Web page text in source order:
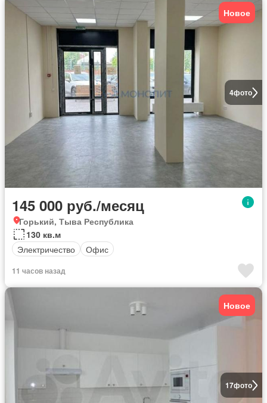
4фото
Новое
145 000 руб./месяц
Горький, Тыва Республика
130 кв.м
Электричество
Офис
11 часов назад
17фото
Новое